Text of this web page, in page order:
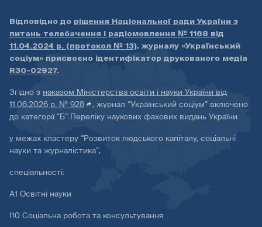
Відповідно до рішення Національної ради України з
питань телебачення і радіомовлення № 1168 від
11.04.2024 р. (протокол № 13), журналу «Український
соціум» присвоєно ідентифікатор друкованого медіа
R30-02927.
Згідно з наказом Міністерства освіти і науки України від
11.06.2026 р. № 928
, журнал “Український соціум” включено
до категорії “Б” Переліку наукових фахових видань України
у межах кластеру “Розвиток людського капіталу, соціальні
науки та журналістика”,
спеціальності:
А1 Освітні науки
І10 Соціальна робота та консультування